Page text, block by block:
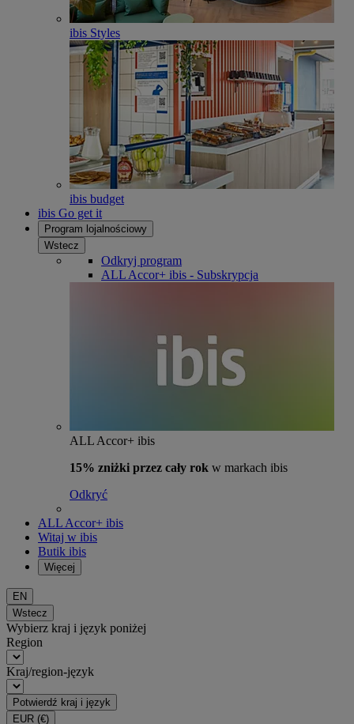
ibis Styles
ibis budget
ibis Go get it
Program lojalnościowy
Wstecz
Odkryj program
ALL Accor+ ibis - Subskrypcja
ALL Accor+ ibis
15% zniżki przez cały rok w markach ibis
Odkryć
ALL Accor+ ibis
Witaj w ibis
Butik ibis
Więcej
EN
Wstecz
Wybierz kraj i język poniżej
Region
Kraj/region-język
Potwierdź kraj i język
EUR (€)